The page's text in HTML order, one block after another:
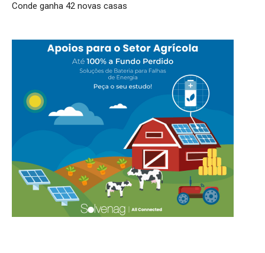
Conde ganha 42 novas casas